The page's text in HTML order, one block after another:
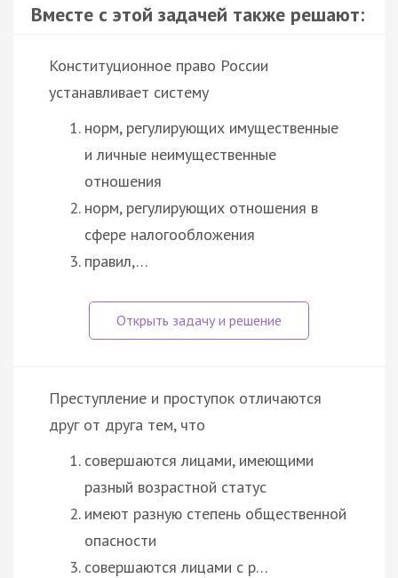
Вместе с этой задачей также решают:
Конституционное право России
устанавливает систему
норм, регулирующих имущественные
и личные неимущественные
отношения
норм, регулирующих отношения в
сфере налогообложения
правил,…
Преступление и проступок отличаются
друг от друга тем, что
совершаются лицами, имеющими
разный возрастной статус
имеют разную степень общественной
опасности
совершаются лицами с р…